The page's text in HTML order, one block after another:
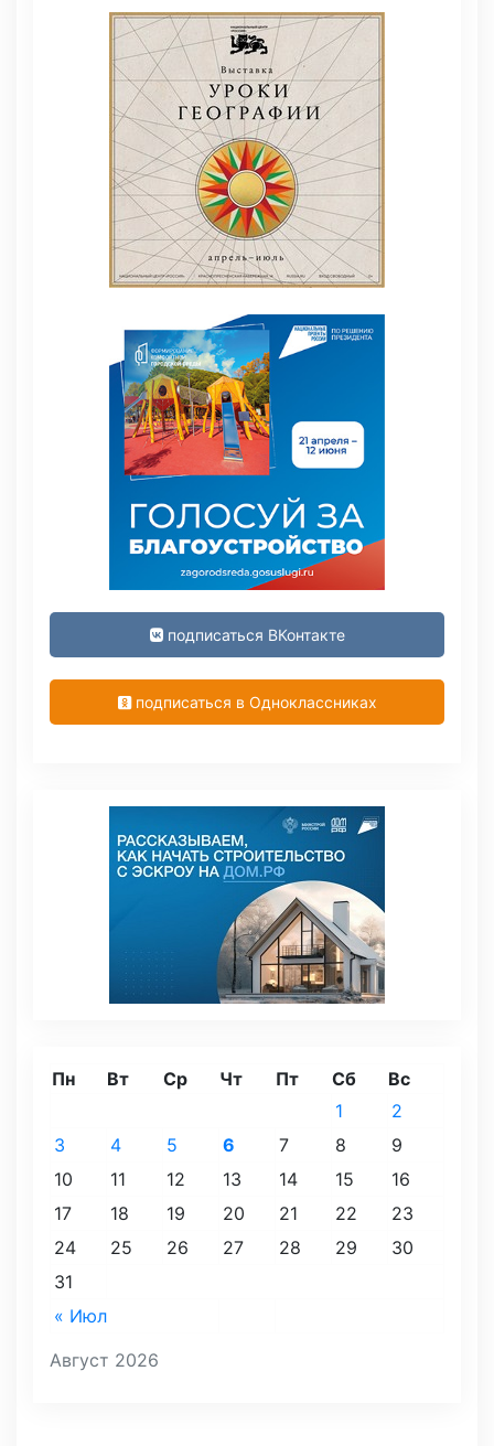
подписаться ВКонтакте
подписаться в Одноклассниках
Август 2026
Пн Вт Ср Чт Пт Сб Вс
« Июл
1
2
3
4 5 6 7 8
9
10
11 12 13 14 15
16
17
18 19 20 21 22
23
24
25 26 27 28 29
30
31